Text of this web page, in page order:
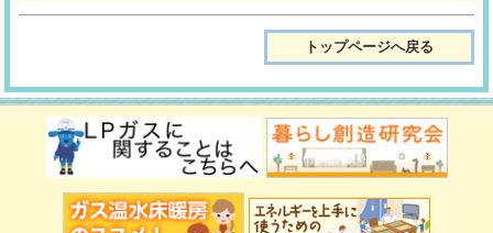
トップページへ戻る